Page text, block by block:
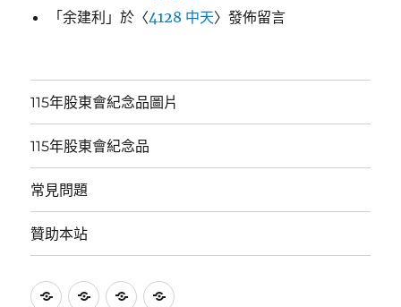
「余建利 」於〈4128 中天〉發佈留言
115年股東會紀念品圖片
115年股東會紀念品
常見問題
贊助本站
115 115 常 贊